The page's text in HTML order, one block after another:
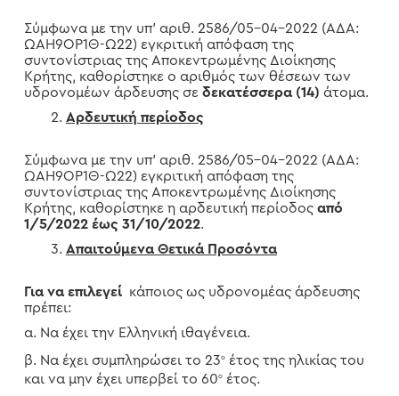
Σύμφωνα με την υπ’ αριθ. 2586/05-04-2022 (ΑΔΑ:
ΩΑΗ9ΟΡ1Θ-Ω22) εγκριτική απόφαση της
συντονίστριας της Αποκεντρωμένης Διοίκησης
Κρήτης, καθορίστηκε ο αριθμός των θέσεων των
υδρονομέων άρδευσης σεδεκατέσσερα (14) άτομα.
Αρδευτική περίοδος
Σύμφωνα με την υπ’ αριθ. 2586/05-04-2022 (ΑΔΑ:
ΩΑΗ9ΟΡ1Θ-Ω22) εγκριτική απόφαση της
συντονίστριας της Αποκεντρωμένης Διοίκησης
Κρήτης, καθορίστηκε η αρδευτική περίοδος από
1/5/2022 έως 31/10/2022.
Απαιτούμενα Θετικά Προσόντα
Για να επιλεγείκάποιος ως υδρονομέας άρδευσης
πρέπει:
α. Να έχει την Ελληνική ιθαγένεια.
β. Να έχει συμπληρώσει το 23οέτος της ηλικίας του
και να μην έχει υπερβεί το 60οέτος.